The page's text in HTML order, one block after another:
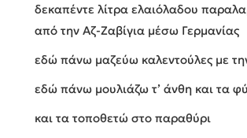
δεκαπέντε λίτρα ελαιόλαδου
από την Αζ-Ζαβίγια μέσω Γερμανίας
εδώ πάνω μαζεύω καλεντούλες με
εδώ πάνω μουλιάζω τ’ άνθη και τα
και τα τοποθετώ στο παραθύρι